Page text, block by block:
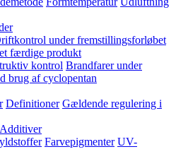
under fremstillingsforløbet
færdige produkt
kontrol Brandfarer under
brug af cyclopentan
Definitioner Gældende regulering i
Additiver
Farvepigmenter UV-